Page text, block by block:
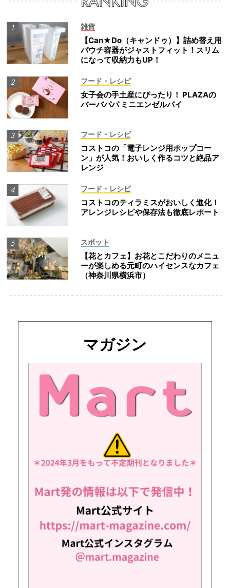
雑貨
【Can★Do（キャンドゥ）】詰め替え用
パウチ容器がジャストフィット！スリム
になって収納力もUP！
フード・レシピ
女子会の手土産にぴったり！ PLAZAの
バーバパパ ミニエンゼルパイ
フード・レシピ
コストコの「電子レンジ用ポップコー
ン」が人気！おいしく作るコツと絶品ア
レンジ
フード・レシピ
コストコのティラミスがおいしく進化！
アレンジレシピや保存法も徹底レポート
スポット
【花とカフェ】お花とこだわりのメニュ
ーが楽しめる元町のハイセンスなカフェ
（神奈川県横浜市）
マガジン